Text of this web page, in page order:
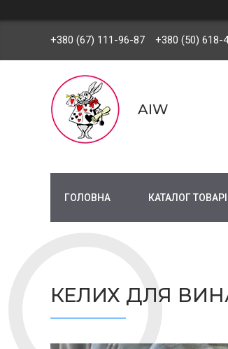
+380 (67) 111-96-87 +380 (50) 618-
AIW
ГОЛОВНА КАТАЛОГ
КЕЛИХ ДЛЯ